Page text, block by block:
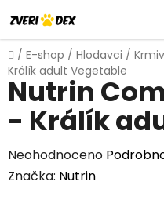
na
obsah
Domů
/ E-shop / Hlodavci /
Králík adult Vegetable
Nutrin
- Králík
Průměrné
hodnocení
Neohodnoceno
Značka: Nutrin